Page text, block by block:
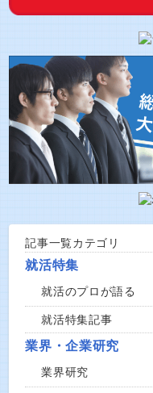
記事一覧カテゴリ
就活特集
就活のプロが語る
就活特集記事
業界・企業研究
業界研究